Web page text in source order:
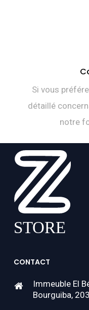
Si vous
détaillé
notre
CONTACT
Immeuble El
Bourguiba,